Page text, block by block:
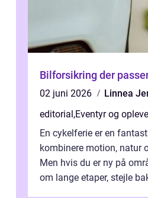
Bilforsikring der
02 juni 2026
Linnea
editorial,Eventyr og
En cykelferie er en
kombinere motion, natur
Men hvis du er ny på
om lange etaper, stejle